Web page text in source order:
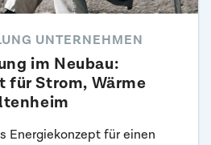
UNTERNEHMEN
im Neubau:
für Strom, Wärme
Energiekonzept für einen